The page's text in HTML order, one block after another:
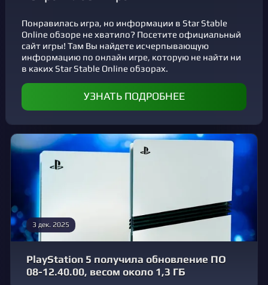
Понравилась игра, но информации в Star Stable
Online обзоре не хватило? Посетите официальный
сайт игры! Там Вы найдете исчерпывающую
информацию по онлайн игре, которую не найти ни
в каких Star Stable Online обзорах.
УЗНАТЬ ПОДРОБНЕЕ
3 дек. 2025
PlayStation 5 получила обновление ПО
08-12.40.00, весом около 1,3 ГБ